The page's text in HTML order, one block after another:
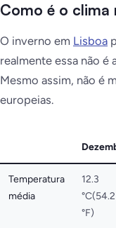
Como é o clima
O inverno em Lisboa
realmente essa não
Mesmo assim, não é
europeias.
Temperatura
média
12.3
°C(54.2
°F)